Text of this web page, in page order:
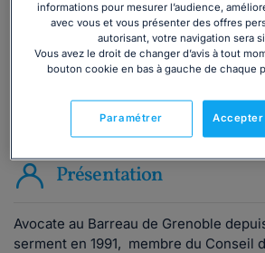
ou appelez le01 75 75 42 33(8h à
vendredi)
Vous êtes avocat ?
Présentation
Avocate au Barreau de Grenoble
serment en 1991, membre du Conseil
informations pour mesurer l’audience,
avec vous et vous présenter des offres
autorisant, votre navigation sera
Vous avez le droit de changer d’avis à tout
bouton cookie en bas à gauche de chaque
Paramétrer